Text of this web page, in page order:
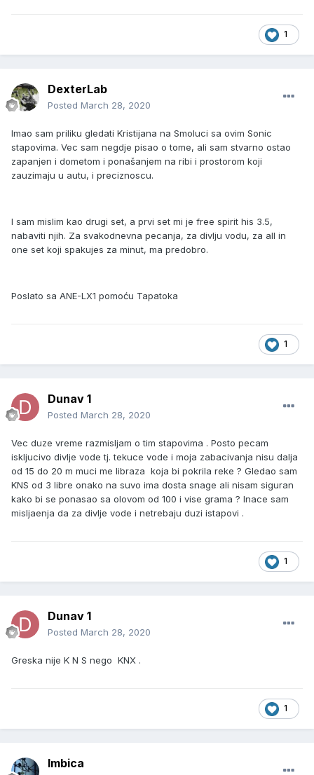
1
DexterLab
Posted March 28, 2020
Imao sam priliku gledati Kristijana na Smoluci sa ovim Sonic
stapovima. Vec sam negdje pisao o tome, ali sam stvarno ostao
zapanjen i dometom i ponašanjem na ribi i prostorom koji
zauzimaju u autu, i preciznoscu.
I sam mislim kao drugi set, a prvi set mi je free spirit his 3.5,
nabaviti njih. Za svakodnevna pecanja, za divlju vodu, za all in
one set koji spakujes za minut, ma predobro.
Poslato sa ANE-LX1 pomoću Tapatoka
1
Dunav 1
Posted March 28, 2020
Vec duze vreme razmisljam o tim stapovima . Posto pecam
iskljucivo divlje vode tj. tekuce vode i moja zabacivanja nisu dalja
od 15 do 20 m muci me libraza koja bi pokrila reke ? Gledao sam
KNS od 3 libre onako na suvo ima dosta snage ali nisam siguran
kako bi se ponasao sa olovom od 100 i vise grama ? Inace sam
misljaenja da za divlje vode i netrebaju duzi istapovi .
1
Dunav 1
Posted March 28, 2020
Greska nije K N S nego KNX .
1
Imbica